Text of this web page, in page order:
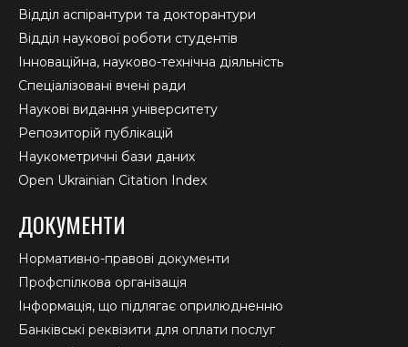
Відділ аспірантури та докторантури
Відділ наукової роботи студентів
Інноваційна, науково-технічна діяльність
Спеціалізовані вчені ради
Наукові видання університету
Репозиторій публікацій
Наукометричні бази даних
Open Ukrainian Citation Index
ДОКУМЕНТИ
Нормативно-правові документи
Профспілкова організація
Інформація, що підлягає оприлюдненню
Банківські реквізити для оплати послуг